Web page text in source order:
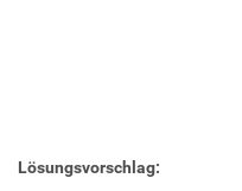
Lösungsvorschlag: